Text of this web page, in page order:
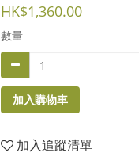
HK$1,360.00
數量
加入購物車
加入追蹤清單